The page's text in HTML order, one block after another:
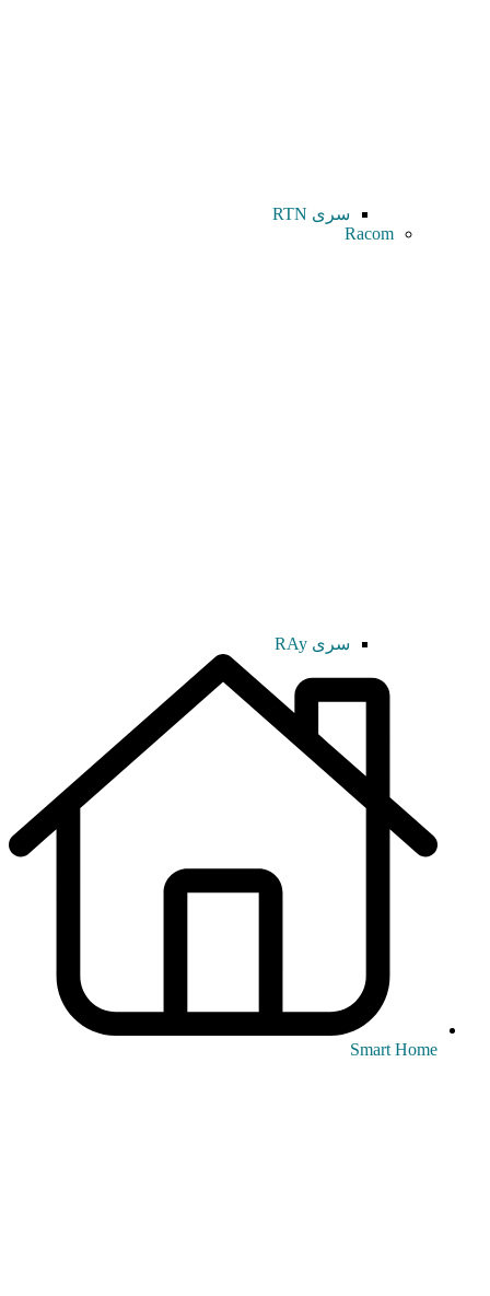
سری RTN
Racom
سری RAy
Smart Home